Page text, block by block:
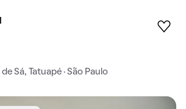
Sá, Tatuapé · São Paulo